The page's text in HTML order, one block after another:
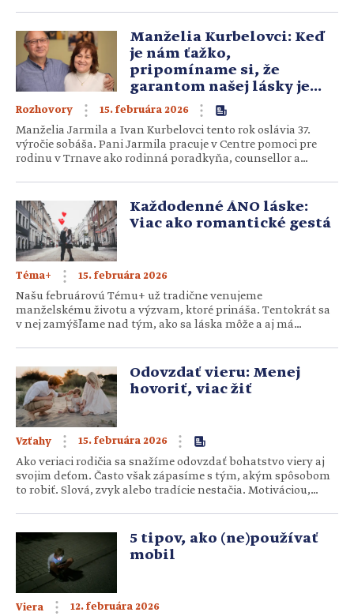
Pán Boh, náš dobrý Otec, odmietol uzdraviť ťažko chorého
príbuzného, donosiť vytúžené bábätko či zachrániť pred
smrteľným nebezpečenstvom? Ak […]Manželia Kurbelovci: Keď
je nám ťažko,
pripomíname si, že
garantom našej lásky je
sám Boh
Rozhovory 15. februára 2026
Manželia Jarmila a Ivan Kurbelovci tento rok oslávia 37.
výročie sobáša. Pani Jarmila pracuje v Centre pomoci pre
rodinu v Trnave ako rodinná poradkyňa, counsellor a
majú sedem detí, z toho päť žijúcich. V rámci svojho
dekanátu sa venujú príprave snúbencov na manželstvo.
V rozhovore rozprávajú o tom, ako…Každodenné ÁNO láske:
Viac ako romantické gestá
Téma+ 15. februára 2026
Našu februárovú Tému+ už tradične venujeme
manželskému životu a výzvam, ktoré prináša. Tentokrát sa
v nej zamýšľame nad tým, ako sa láska môže a aj má
o tom, prečo je rozhodnúť sa viac ako emócia. Prinášame tiež
tipy, ako milovať úplne prakticky, v ankete sa s nami známi
respondenti delia o to, čo by poradili […]
Odovzdať vieru: Menej
hovoriť, viac žiť
Vzťahy 15. februára 2026
Ako veriaci rodičia sa snažíme odovzdať bohatstvo viery aj
svojim deťom. Často však zápasíme s tým, akým spôsobom
to robiť. Slová, zvyk alebo tradície nestačia. Motiváciou,
náš samotný vzťah s Bohom. Keď v podobenstve o perle
kupec nájde vzácnu perlu, neváha, ide a…
5 tipov, ako (ne)používať
mobil
Viera 12. februára 2026